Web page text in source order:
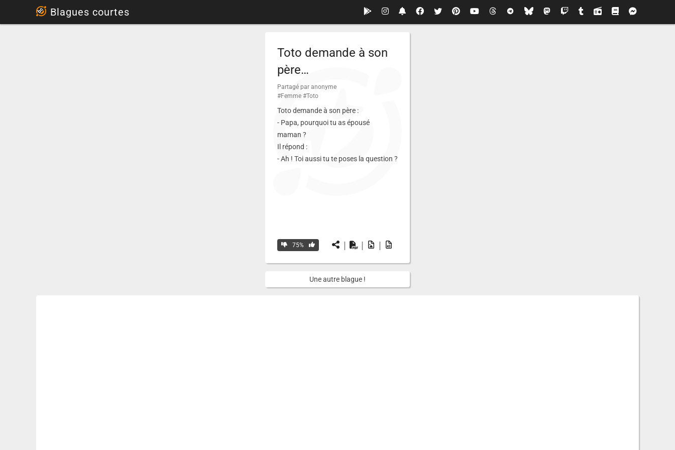
Toto demande à son
père…
Partagé par anonyme
#Femme #Toto
Toto demande à son père :
- Papa, pourquoi tu as épousé
maman ?
Il répond :
- Ah ! Toi aussi tu te poses la question ?
75% | | |
Une autre blague !
Blagues courtes